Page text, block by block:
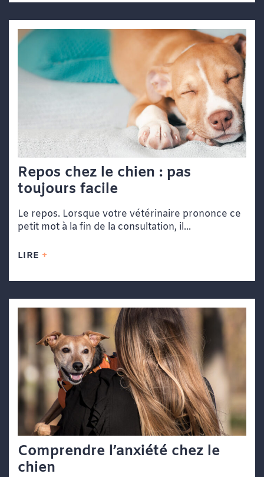
Repos chez le chien : pas
toujours facile
Le repos. Lorsque votre vétérinaire prononce ce
petit mot à la fin de la consultation, il...
LIRE
Comprendre l’anxiété chez le
chien